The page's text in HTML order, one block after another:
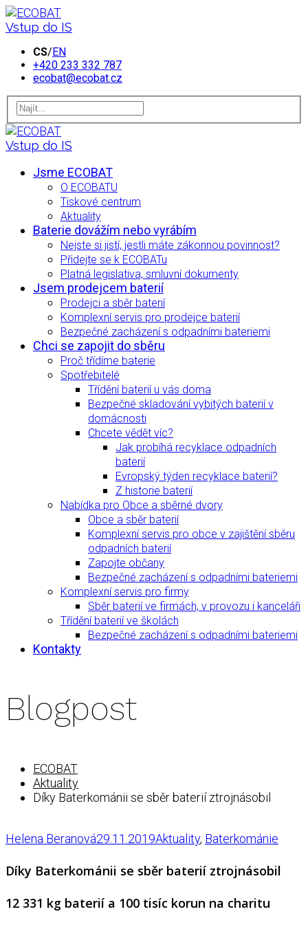
Vstup do IS
CS/EN
+420 233 332 787
ecobat@ecobat.cz
Vstup do IS
Jsme ECOBAT
O ECOBATU
Tiskové centrum
Aktuality
Baterie dovážím nebo vyrábím
Nejste si jistí, jestli máte zákonnou povinnost?
Přidejte se k ECOBATu
Platná legislativa, smluvní dokumenty
Jsem prodejcem baterií
Prodejci a sběr baterií
Komplexní servis pro prodejce baterií
Bezpečné zacházení s odpadními bateriemi
Chci se zapojit do sběru
Proč třídíme baterie
Spotřebitelé
Třídění baterií u vás doma
Bezpečné skladování vybitých baterií v
domácnosti
Chcete vědět víc?
Jak probíhá recyklace odpadních
baterií
Evropský týden recyklace baterií?
Z historie baterií
Nabídka pro Obce a sběrné dvory
Obce a sběr baterií
Komplexní servis pro obce v zajištění sběru
odpadních baterií
Zapojte občany
Bezpečné zacházení s odpadními bateriemi
Komplexní servis pro firmy
Sběr baterií ve firmách, v provozu i kanceláři
Třídění baterií ve školách
Bezpečné zacházení s odpadními bateriemi
Kontakty
Blogpost
ECOBAT
Aktuality
Díky Baterkománii se sběr baterií ztrojnásobil
Helena Beranová29.11.2019Aktuality, Baterkománie
Díky Baterkománii se sběr baterií ztrojnásobil
12 331 kg baterií a 100 tisíc korun na charitu